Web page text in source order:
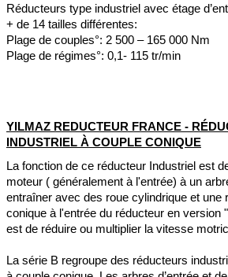
OUTILS▼
NOS COORDONNÉES
Réducteurs type industriel avec étage
+ de 14 tailles différentes:
Plage de couples°: 2 500 – 165 000 Nm
Plage de régimes°: 0,1- 115 tr/min
YILMAZ REDUCTEUR FRANCE -
INDUSTRIEL À COUPLE CONIQUE
La fonction de ce réducteur Industriel est
moteur ( généralement à l'entrée) à un
entraîner avec des roue cylindrique et une
conique à l'entrée du réducteur en version
est de réduire ou multiplier la vitesse
La série B regroupe des réducteurs